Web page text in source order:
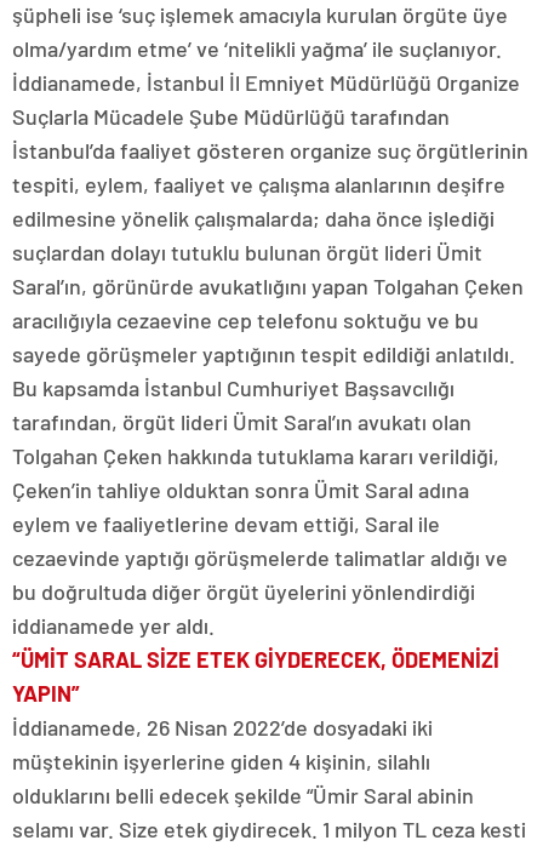
şüpheli ise ‘suç işlemek amacıyla kurulan örgüte üye
olma/yardım etme’ ve ‘nitelikli yağma’ ile suçlanıyor.
İddianamede, İstanbul İl Emniyet Müdürlüğü Organize
Suçlarla Mücadele Şube Müdürlüğü tarafından
İstanbul’da faaliyet gösteren organize suç örgütlerinin
tespiti, eylem, faaliyet ve çalışma alanlarının deşifre
edilmesine yönelik çalışmalarda; daha önce işlediği
suçlardan dolayı tutuklu bulunan örgüt lideri Ümit
Saral’ın, görünürde avukatlığını yapan Tolgahan Çeken
aracılığıyla cezaevine cep telefonu soktuğu ve bu
sayede görüşmeler yaptığının tespit edildiği anlatıldı.
Bu kapsamda İstanbul Cumhuriyet Başsavcılığı
tarafından, örgüt lideri Ümit Saral’ın avukatı olan
Tolgahan Çeken hakkında tutuklama kararı verildiği,
Çeken’in tahliye olduktan sonra Ümit Saral adına
eylem ve faaliyetlerine devam ettiği, Saral ile
cezaevinde yaptığı görüşmelerde talimatlar aldığı ve
bu doğrultuda diğer örgüt üyelerini yönlendirdiği
iddianamede yer aldı.
“ÜMİT SARAL SİZE ETEK GİYDERECEK, ÖDEMENİZİ
YAPIN”
İddianamede, 26 Nisan 2022’de dosyadaki iki
müştekinin işyerlerine giden 4 kişinin, silahlı
olduklarını belli edecek şekilde “Ümir Saral abinin
selamı var. Size etek giydirecek. 1 milyon TL ceza kesti